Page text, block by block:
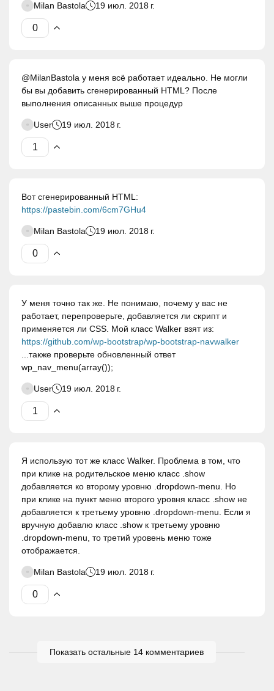
Milan Bastola 19 июл. 2018 г.
@MilanBastola у меня всё работает идеально. Не могли
бы вы добавить сгенерированный HTML? После
выполнения описанных выше процедур
User 19 июл. 2018 г.
Вот сгенерированный HTML:
https://pastebin.com/6cm7GHu4
Milan Bastola 19 июл. 2018 г.
У меня точно так же. Не понимаю, почему у вас не
работает, перепроверьте, добавляется ли скрипт и
применяется ли CSS. Мой класс Walker взят из:
https://github.com/wp-bootstrap/wp-bootstrap-navwalker
...также проверьте обновленный ответ
wp_nav_menu(array());
User 19 июл. 2018 г.
Я использую тот же класс Walker. Проблема в том, что
при клике на родительское меню класс .show
добавляется ко второму уровню .dropdown-menu. Но
при клике на пункт меню второго уровня класс .show не
добавляется к третьему уровню .dropdown-menu. Если я
вручную добавлю класс .show к третьему уровню
.dropdown-menu, то третий уровень меню тоже
отображается.
Milan Bastola 19 июл. 2018 г.
Показать остальные 14 комментариев